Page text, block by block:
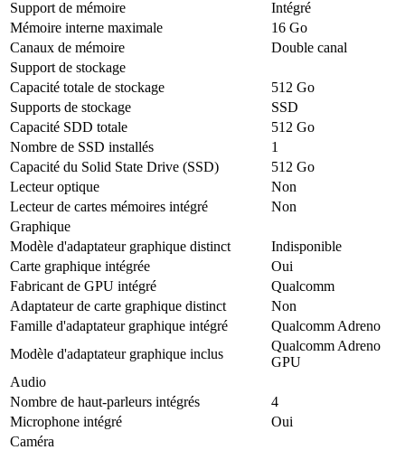
Support de mémoire
Intégré
Mémoire interne maximale
16 Go
Canaux de mémoire
Double canal
Support de stockage
Capacité totale de stockage
512 Go
Supports de stockage
SSD
Capacité SDD totale
512 Go
Nombre de SSD installés
1
Capacité du Solid State Drive (SSD)
512 Go
Lecteur optique
Non
Lecteur de cartes mémoires intégré
Non
Graphique
Modèle d'adaptateur graphique distinct
Indisponible
Carte graphique intégrée
Oui
Fabricant de GPU intégré
Qualcomm
Adaptateur de carte graphique distinct
Non
Famille d'adaptateur graphique intégré
Qualcomm Adreno
Modèle d'adaptateur graphique inclus
Qualcomm Adreno
GPU
Audio
Nombre de haut-parleurs intégrés
4
Microphone intégré
Oui
Caméra